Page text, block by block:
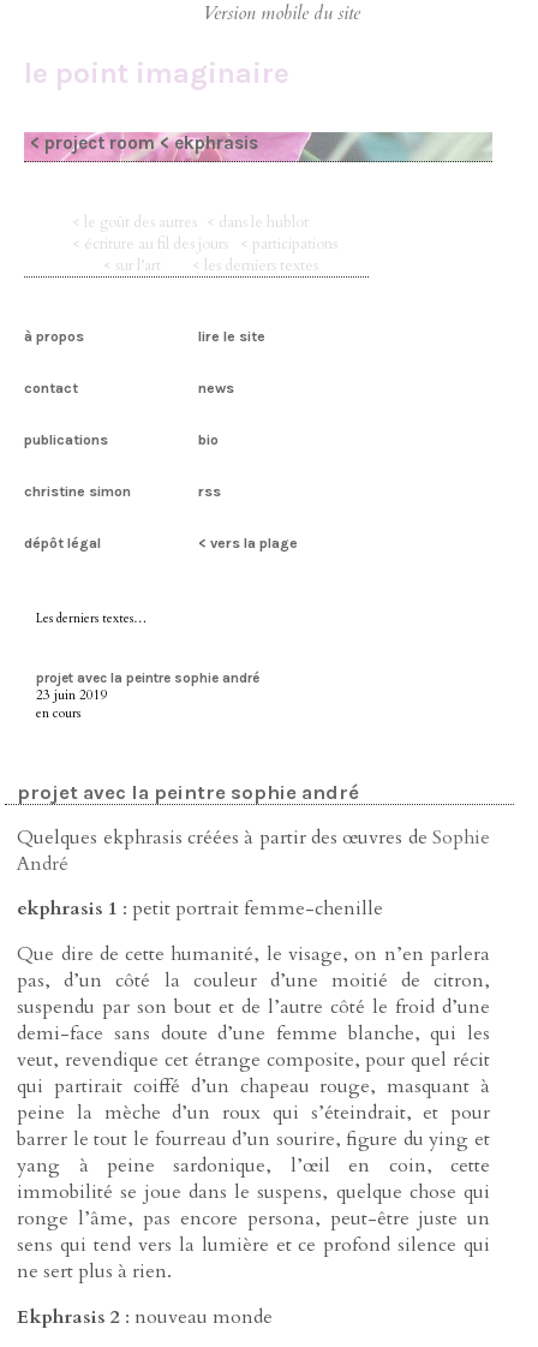
le point imaginaire
< project room< ekphrasis
< le goût des autres < dans le hublot
< écriture au fil des jours
< participations
< sur l’art
< les derniers textes
à propos lire le site
contact news
publications bio
christine simon rss
dépôt légal < vers la plage
Les derniers textes…
projet avec la peintre sophie andré
23 juin 2019
en cours
projet avec la peintre sophie andré
Quelques ekphrasis créées à partir des œuvres de Sophie
André
ekphrasis 1 : petit portrait femme-chenille
Que dire de cette humanité, le visage, on n’en parlera
pas, d’un côté la couleur d’une moitié de citron,
suspendu par son bout et de l’autre côté le froid d’une
demi-face sans doute d’une femme blanche, qui les
veut, revendique cet étrange composite, pour quel récit
qui partirait coiffé d’un chapeau rouge, masquant à
peine la mèche d’un roux qui s’éteindrait, et pour
barrer le tout le fourreau d’un sourire, figure du ying et
yang à peine sardonique, l’œil en coin, cette
immobilité se joue dans le suspens, quelque chose qui
ronge l’âme, pas encore persona, peut-être juste un
sens qui tend vers la lumière et ce profond silence qui
ne sert plus à rien.
Ekphrasis 2 : nouveau monde